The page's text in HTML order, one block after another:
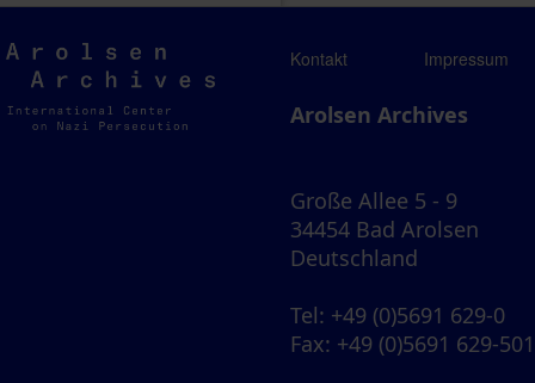
Arolsen
Archives
Kontakt Impressum
Arolsen Archives
Große Allee 5 - 9
34454 Bad Arolsen
Deutschland
Tel: +49 (0)5691 629-0
Fax: +49 (0)5691 629-501